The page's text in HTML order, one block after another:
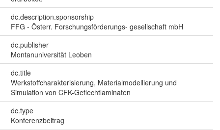
dc.description.sponsorship
FFG - Österr. Forschungsförderungs- gesellschaft mbH
dc.publisher
Montanuniversität Leoben
dc.title
Werkstoffcharakterisierung, Materialmodellierung und
Simulation von CFK-Geflechtlaminaten
dc.type
Konferenzbeitrag